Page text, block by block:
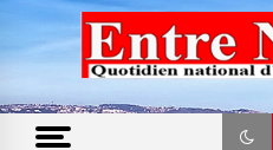
content